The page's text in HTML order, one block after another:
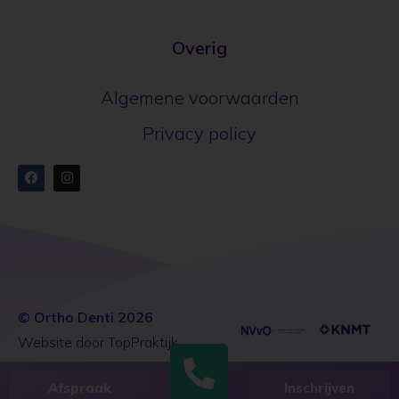
Overig
Algemene voorwaarden
Privacy policy
© Ortho Denti 2026
Website door TopPraktijk
Inschrijven